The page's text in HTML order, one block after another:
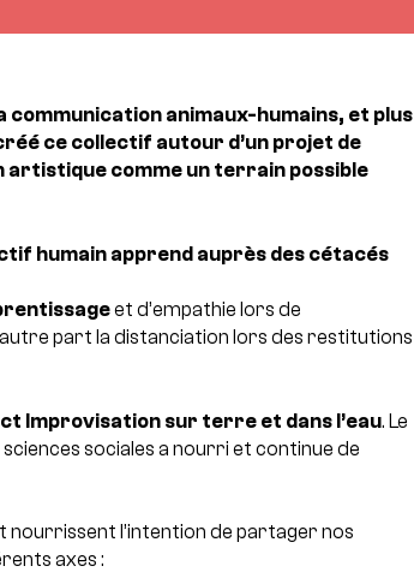
communication animaux-humains, et plus
ce collectif autour d’un projet de
comme un terrain possible
humain apprend auprès des cétacés
et d’empathie lors de
part la distanciation lors des restitutions
Improvisation sur terre et dans l’eau. Le
sociales a nourri et continue de
nourrissent l’intention de partager nos
axes :